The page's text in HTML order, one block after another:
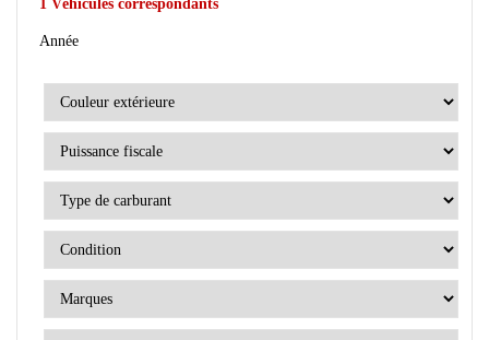
1 Véhicules correspondants
Année